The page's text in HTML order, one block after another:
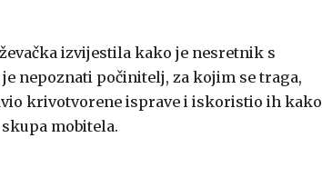
izvijestila kako je nesretnik s
nepoznati počinitelj, za kojim se traga,
krivotvorene isprave i iskoristio ih kako
mobitela.